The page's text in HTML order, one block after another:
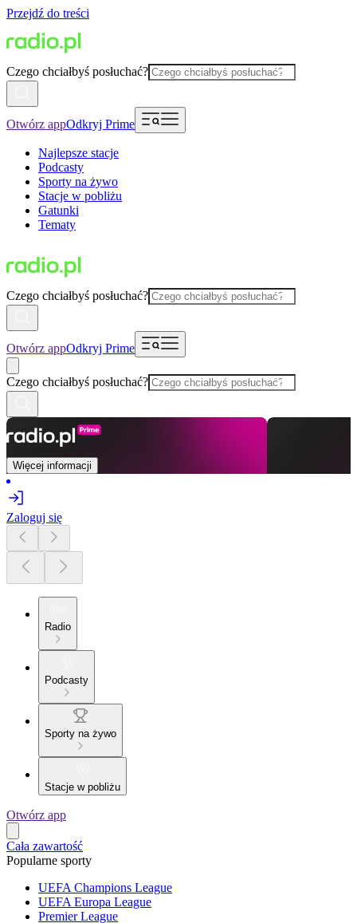
Przejdź do treści
Czego chciałbyś posłuchać?
Otwórz appOdkryj Prime
Najlepsze stacje
Podcasty
Sporty na żywo
Stacje w pobliżu
Gatunki
Tematy
Czego chciałbyś posłuchać?
Otwórz appOdkryj Prime
Czego chciałbyś posłuchać?
Więcej informacji
Zaloguj się
Radio
Podcasty
Sporty na żywo
Stacje w pobliżu
Otwórz app
Cała zawartość
Popularne sporty
UEFA Champions League
UEFA Europa League
Premier League